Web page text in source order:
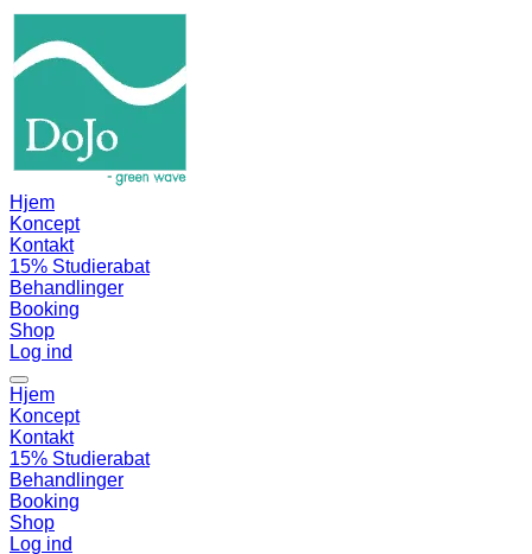
Hjem
Koncept
Kontakt
15% Studierabat
Behandlinger
Booking
Shop
Log ind
Hjem
Koncept
Kontakt
15% Studierabat
Behandlinger
Booking
Shop
Log ind